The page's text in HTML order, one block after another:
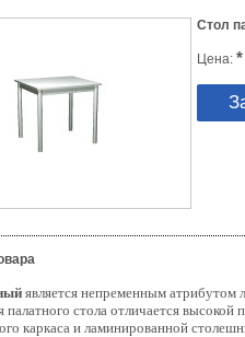
Стол
Цена: *
является непременным
палатного стола отличается
каркаса и ламинированной